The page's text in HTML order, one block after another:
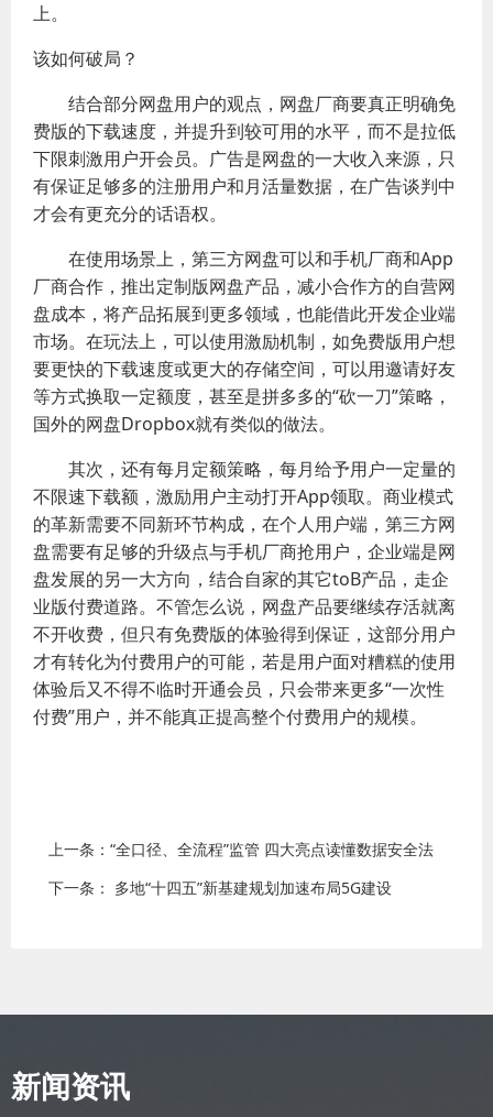
上。
该如何破局？
结合部分网盘用户的观点，网盘厂商要真正明确免
费版的下载速度，并提升到较可用的水平，而不是拉低
下限刺激用户开会员。广告是网盘的一大收入来源，只
有保证足够多的注册用户和月活量数据，在广告谈判中
才会有更充分的话语权。
在使用场景上，第三方网盘可以和手机厂商和App
厂商合作，推出定制版网盘产品，减小合作方的自营网
盘成本，将产品拓展到更多领域，也能借此开发企业端
市场。在玩法上，可以使用激励机制，如免费版用户想
要更快的下载速度或更大的存储空间，可以用邀请好友
等方式换取一定额度，甚至是拼多多的“砍一刀”策略，
国外的网盘Dropbox就有类似的做法。
其次，还有每月定额策略，每月给予用户一定量的
不限速下载额，激励用户主动打开App领取。商业模式
的革新需要不同新环节构成，在个人用户端，第三方网
盘需要有足够的升级点与手机厂商抢用户，企业端是网
盘发展的另一大方向，结合自家的其它toB产品，走企
业版付费道路。不管怎么说，网盘产品要继续存活就离
不开收费，但只有免费版的体验得到保证，这部分用户
才有转化为付费用户的可能，若是用户面对糟糕的使用
体验后又不得不临时开通会员，只会带来更多“一次性
付费”用户，并不能真正提高整个付费用户的规模。
上一条：“全口径、全流程”监管 四大亮点读懂数据安全法
下一条： 多地“十四五”新基建规划加速布局5G建设
新闻资讯